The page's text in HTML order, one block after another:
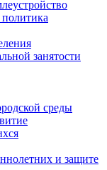
занятости
среды
и защите